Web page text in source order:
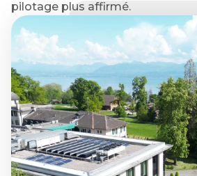
pilotage plus affirmé.